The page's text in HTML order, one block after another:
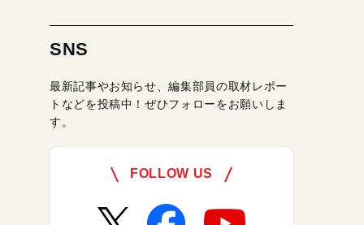
SNS
最新記事やお知らせ、編集部員の取材レポー
トなどを投稿中！ぜひフォローをお願いしま
す。
FOLLOW US